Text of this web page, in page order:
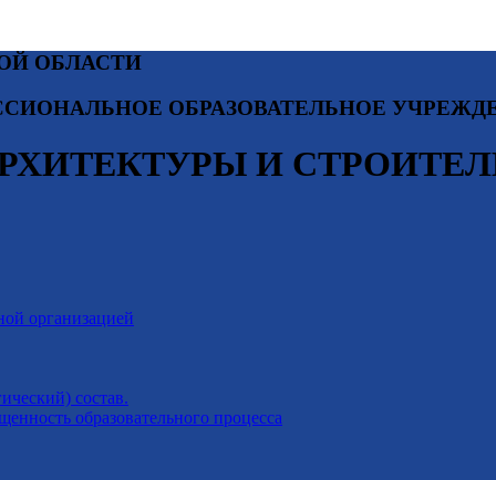
ОБЛАСТИ
ОБРАЗОВАТЕЛЬНОЕ
И
организацией
состав.
образовательного процесса